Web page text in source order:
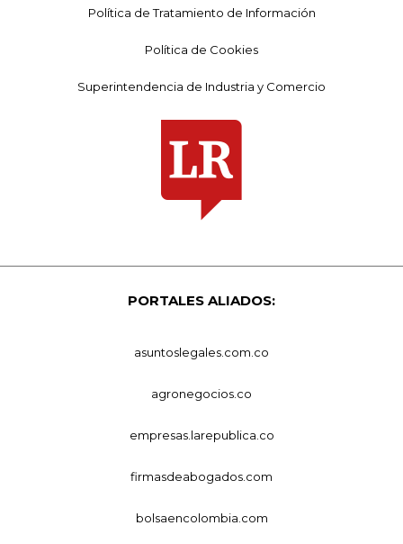
Política de Tratamiento de Información
Política de Cookies
Superintendencia de Industria y Comercio
PORTALES ALIADOS:
asuntoslegales.com.co
agronegocios.co
empresas.larepublica.co
firmasdeabogados.com
bolsaencolombia.com